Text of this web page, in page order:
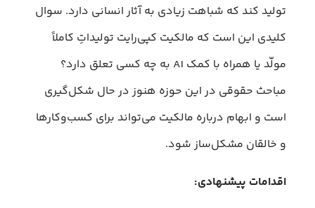
تولید کند که شباهت زیادی به آثار انسانی دارد. سوال
کلیدی این است که مالکیت کپی‌رایت تولیداتِ کاملاً
مولّد یا همراه با کمک AI به چه کسی تعلق دارد؟
مباحث حقوقی در این حوزه هنوز در حال شکل‌گیری
است و ابهام درباره مالکیت می‌تواند برای کسب‌وکارها
و خالقان مشکل‌ساز شود.
اقدامات پیشنهادی: